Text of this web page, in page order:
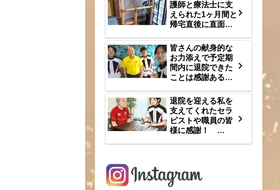
護師と療法士に支
えられた1ヶ月間と
帰宅直後に直面し
な壁 8/1(土)
皆さんの献身的な
お力添えで予定期
間内に退院できた
ことは感謝あるの
退院を迎える私を
支えてくれたセラ
ピストや職員の皆
様に感謝！